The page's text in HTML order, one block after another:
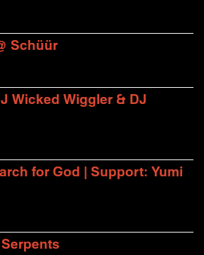
Schüür
Wicked Wiggler & DJ
for God | Support: Yumi